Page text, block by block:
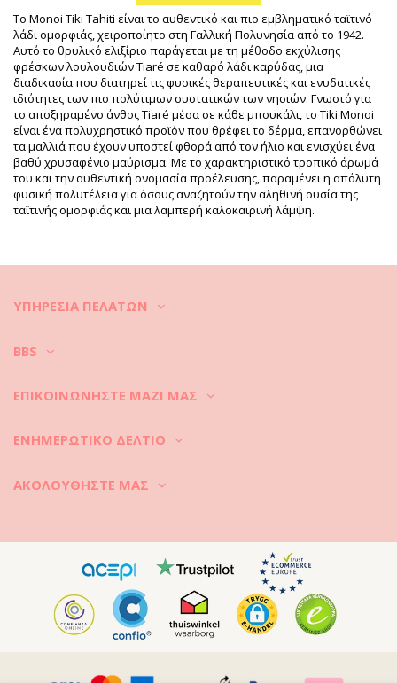
Βάρος: 30g / 0.07lb / 1.06oz
Βελτιωμένες ψηφιακά φωτογραφίες
Οδηγίες πλυσίματος &
φροντίδας
Οδηγίες φροντίδας για: Tiki Monoi Tiki Tipanier 30 Ml
Το Monoi Tiki Tahiti είναι το αυθεντικό και πιο εμβληματικό ταϊτινό
λάδι ομορφιάς, χειροποίητο στη Γαλλική Πολυνησία από το 1942.
Αυτό το θρυλικό ελιξίριο παράγεται με τη μέθοδο εκχύλισης
φρέσκων λουλουδιών Tiaré σε καθαρό λάδι καρύδας, μια
διαδικασία που διατηρεί τις φυσικές θεραπευτικές και ενυδατικές
ιδιότητες των πιο πολύτιμων συστατικών των νησιών. Γνωστό για
το αποξηραμένο άνθος Tiaré μέσα σε κάθε μπουκάλι, το Tiki Monoi
είναι ένα πολυχρηστικό προϊόν που θρέφει το δέρμα, επανορθώνει
τα μαλλιά που έχουν υποστεί φθορά από τον ήλιο και ενισχύει ένα
βαθύ χρυσαφένιο μαύρισμα. Με το χαρακτηριστικό τροπικό άρωμά
του και την αυθεντική ονομασία προέλευσης, παραμένει η απόλυτη
φυσική πολυτέλεια για όσους αναζητούν την αληθινή ουσία της
ταϊτινής ομορφιάς και μια λαμπερή καλοκαιρινή λάμψη.
ΥΠΗΡΕΣΊΑ ΠΕΛΑΤΏΝ
BBS
ΕΠΙΚΟΙΝΩΝΉΣΤΕ ΜΑΖΊ ΜΑΣ
ΕΝΗΜΕΡΩΤΙΚΌ ΔΕΛΤΊΟ
ΑΚΟΛΟΥΘΉΣΤΕ ΜΑΣ